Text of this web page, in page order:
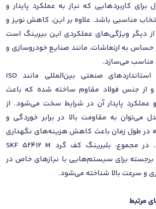
کاربردهایی که نیاز به عملکرد پایدار و
مناسبی باشد. علاوه بر این، کاهش نویز و
دیگر ویژگی‌های عملکردی این بیرینگ است
حساس به ارتعاشات، مانند صنایع خودروسازی و
مناسب می‌سازد.
این بیرینگ طبق استانداردهای صنعتی بین‌المللی مانند ISO
از جنس فولاد مقاوم ساخته شده که باعث
عملکرد پایدار آن در شرایط سخت می‌شود. از
می‌توان به مقاومت بالا در برابر خوردگی و
در طول زمان باعث کاهش هزینه‌های نگهداری
و تعمیرات می‌شود. در مجموع، بلبرینگ کف گرد SKF 52412 M
برجسته برای سیستم‌هایی با نیازهای خاص در
و سرعت بالا شناخته می‌شود.
مرتبط